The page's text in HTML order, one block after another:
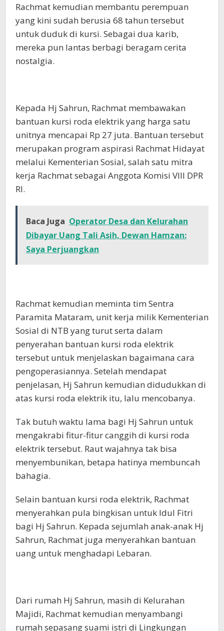
Rachmat kemudian membantu perempuan
yang kini sudah berusia 68 tahun tersebut
untuk duduk di kursi. Sebagai dua karib,
mereka pun lantas berbagi beragam cerita
nostalgia.
Kepada Hj Sahrun, Rachmat membawakan
bantuan kursi roda elektrik yang harga satu
unitnya mencapai Rp 27 juta. Bantuan tersebut
merupakan program aspirasi Rachmat Hidayat
melalui Kementerian Sosial, salah satu mitra
kerja Rachmat sebagai Anggota Komisi VIII DPR
RI.
Baca Juga Operator Desa dan Kelurahan
Dibayar Uang Tali Asih, Dewan Hamzan:
Saya Perjuangkan
Rachmat kemudian meminta tim Sentra
Paramita Mataram, unit kerja milik Kementerian
Sosial di NTB yang turut serta dalam
penyerahan bantuan kursi roda elektrik
tersebut untuk menjelaskan bagaimana cara
pengoperasiannya. Setelah mendapat
penjelasan, Hj Sahrun kemudian didudukkan di
atas kursi roda elektrik itu, lalu mencobanya.
Tak butuh waktu lama bagi Hj Sahrun untuk
mengakrabi fitur-fitur canggih di kursi roda
elektrik tersebut. Raut wajahnya tak bisa
menyembunikan, betapa hatinya membuncah
bahagia.
Selain bantuan kursi roda elektrik, Rachmat
menyerahkan pula bingkisan untuk Idul Fitri
bagi Hj Sahrun. Kepada sejumlah anak-anak Hj
Sahrun, Rachmat juga menyerahkan bantuan
uang untuk menghadapi Lebaran.
Dari rumah Hj Sahrun, masih di Kelurahan
Majidi, Rachmat kemudian menyambangi
rumah sepasang suami istri di Lingkungan